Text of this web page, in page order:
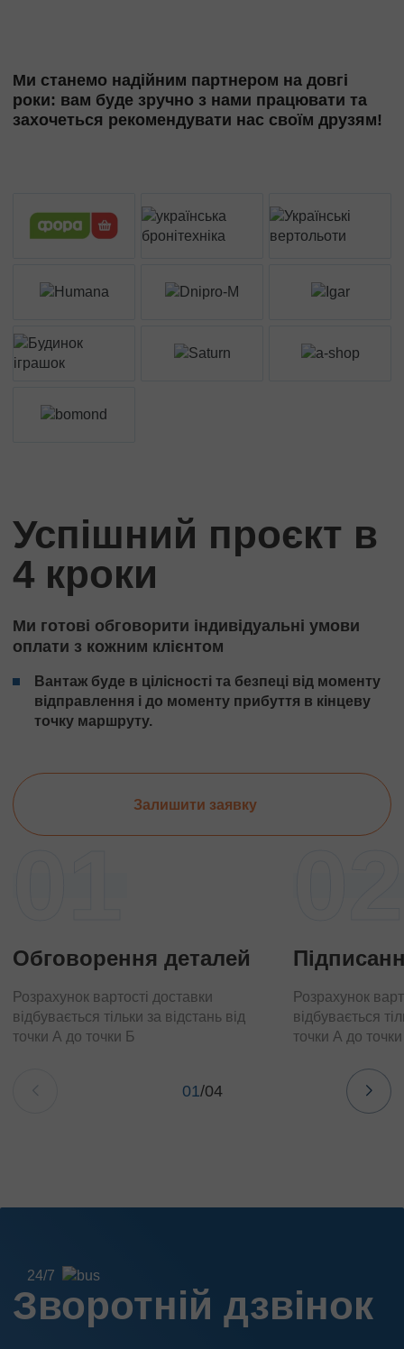
Ми станемо надійним партнером на довгі
роки: вам буде зручно з нами працювати та
захочеться рекомендувати нас своїм друзям!
Успішний проєкт в
4 кроки
Ми готові обговорити індивідуальні умови
оплати з кожним клієнтом
Вантаж буде в цілісності та безпеці від моменту
відправлення і до моменту прибуття в кінцеву
точку маршруту.
Залишити заявку
Обговорення деталей
Розрахунок вартості доставки
відбувається тільки за відстань від
точки А до точки Б
Розрахунок
відбувається
точки А до
01/04
24/7
Зворотній дзвінок